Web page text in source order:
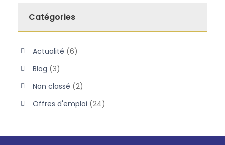
Catégories
Actualité (6)
Blog (3)
Non classé (2)
Offres d'emploi (24)